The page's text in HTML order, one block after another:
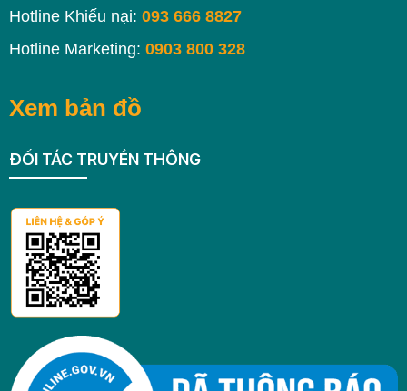
Hotline Khiếu nại: 093 666 8827
Hotline Marketing: 0903 800 328
Xem bản đồ
ĐỐI TÁC TRUYỀN THÔNG